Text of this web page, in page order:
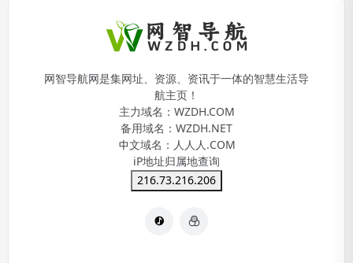
网智导航网是集网址、资源、资讯于一体的智慧生活导
航主页！
主力域名： WZDH.COM
备用域名： WZDH.NET
中文域名： 人人人.COM
iP地址归属地查询
216.73.216.206